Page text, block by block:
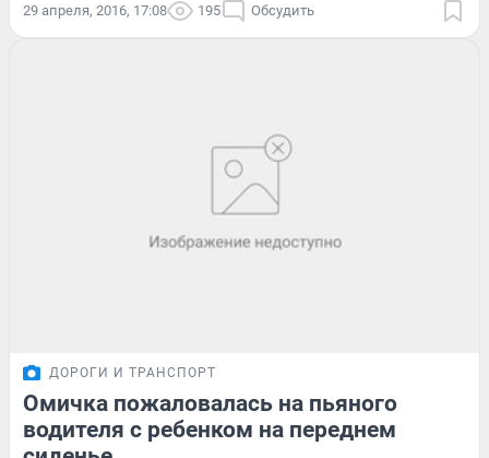
29 апреля, 2016, 17:08 195 Обсудить
ДОРОГИ И ТРАНСПОРТ
Омичка пожаловалась на пьяного
водителя с ребенком на переднем